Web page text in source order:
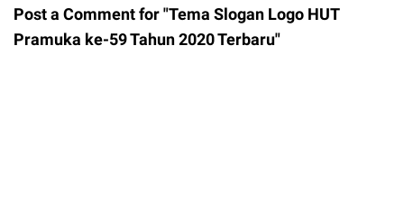
Post a Comment for "Tema Slogan Logo HUT
Pramuka ke-59 Tahun 2020 Terbaru"